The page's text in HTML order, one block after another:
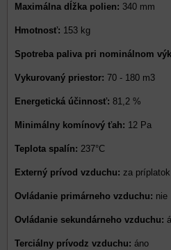
Maximálna dĺžka polien: 340 mm
Hmotnosť: 153 kg
Spotreba paliva pri nominálnom
Vykurovaný priestor: 70 - 180 m3
Energetická účinnosť: 81,2 %
Minimálny komínový ťah: 12 Pa
Teplota spalín: 237°C
Externý prívod vzduchu: za
Ovládanie primárneho vzduchu: nie
Ovládanie sekundárneho vzduchu:
Terciálny prívodz vzduchu: áno